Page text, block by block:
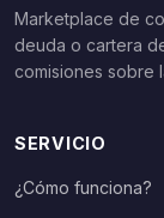
Marketplace de
deuda o cartera
comisiones sobre
SERVICIO
¿Cómo funciona?